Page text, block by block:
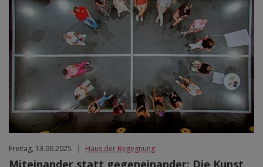
Freitag, 13.06.2025 | Haus der Begegnung
Miteinander statt gegeneinander: Die Kunst